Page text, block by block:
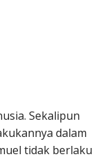
Sekalipun
dalam
tidak berlaku